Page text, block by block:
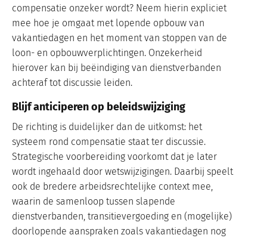
compensatie onzeker wordt? Neem hierin expliciet
mee hoe je omgaat met lopende opbouw van
vakantiedagen en het moment van stoppen van de
loon- en opbouwverplichtingen. Onzekerheid
hierover kan bij beëindiging van dienstverbanden
achteraf tot discussie leiden.
Blijf anticiperen op beleidswijziging
De richting is duidelijker dan de uitkomst: het
systeem rond compensatie staat ter discussie.
Strategische voorbereiding voorkomt dat je later
wordt ingehaald door wetswijzigingen. Daarbij speelt
ook de bredere arbeidsrechtelijke context mee,
waarin de samenloop tussen slapende
dienstverbanden, transitievergoeding en (mogelijke)
doorlopende aanspraken zoals vakantiedagen nog